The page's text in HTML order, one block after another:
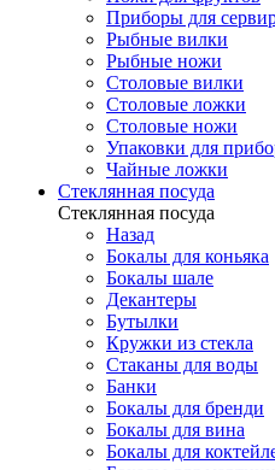
Приборы для
Рыбные вилки
Рыбные ножи
Столовые вилки
Столовые ложки
Столовые ножи
Упаковки для
Чайные ложки
Стеклянная посуда
Стеклянная посуда
Назад
Бокалы для коньяка
Бокалы шале
Декантеры
Бутылки
Кружки из стекла
Стаканы для воды
Банки
Бокалы для бренди
Бокалы для вина
Бокалы для